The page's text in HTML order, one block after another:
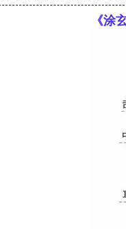
《涂